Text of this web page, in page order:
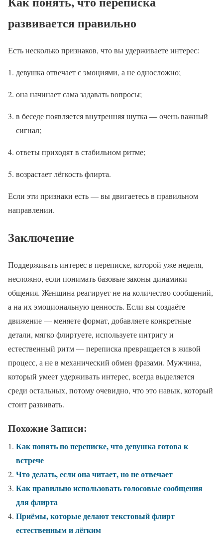
развивается правильно
Есть несколько признаков, что вы удерживаете интерес:
девушка отвечает с эмоциями, а не односложно;
она начинает сама задавать вопросы;
в беседе появляется внутренняя шутка — очень важный
сигнал;
ответы приходят в стабильном ритме;
возрастает лёгкость флирта.
Если эти признаки есть — вы двигаетесь в правильном
направлении.
Заключение
Поддерживать интерес в переписке, которой уже неделя,
несложно, если понимать базовые законы динамики
общения. Женщина реагирует не на количество сообщений,
а на их эмоциональную ценность. Если вы создаёте
движение — меняете формат, добавляете конкретные
детали, мягко флиртуете, используете интригу и
естественный ритм — переписка превращается в живой
процесс, а не в механический обмен фразами. Мужчина,
который умеет удерживать интерес, всегда выделяется
среди остальных, потому очевидно, что это навык, который
стоит развивать.
Похожие Записи:
Как понять по переписке, что девушка готова к
встрече
Что делать, если она читает, но не отвечает
Как правильно использовать голосовые сообщения
для флирта
Приёмы, которые делают текстовый флирт
естественным и лёгким